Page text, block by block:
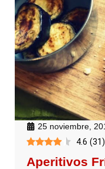
25 noviembre,
4.6 (31)
Aperitivos